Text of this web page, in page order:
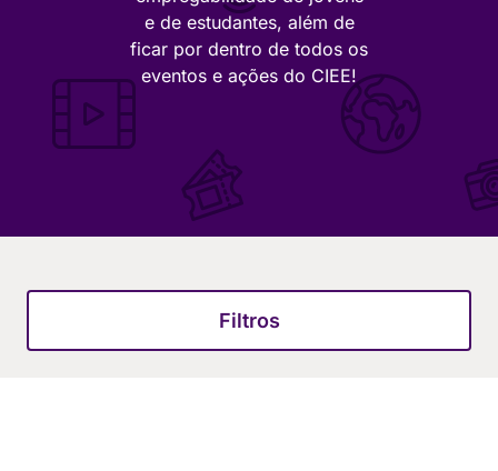
e de estudantes, além de
ficar por dentro de todos os
eventos e ações do CIEE!
Filtros